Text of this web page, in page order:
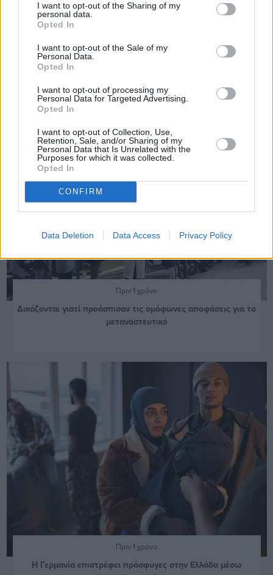
I want to opt-out of the Sharing of my
personal data.
Opted In
I want to opt-out of the Sale of my
Personal Data.
Opted In
I want to opt-out of processing my
Personal Data for Targeted Advertising.
Opted In
I want to opt-out of Collection, Use,
Retention, Sale, and/or Sharing of my
Personal Data that Is Unrelated with the
Purposes for which it was collected.
Opted In
CONFIRM
Data Deletion Data Access Privacy Policy
Οικονομικά προβλήματα αντιμετωπίζουν 4 στα 10 νοικοκυριά
Πριν 1 χρόνο
Δικάζονται γιατί προάσπισαν τις ομόφωνες αποφάσεις για το
μεταναστευτικό
Πριν 1 χρόνο
Η Γερμανία επιστρέφει πρόσφυγες στην Ελλάδα μέσω